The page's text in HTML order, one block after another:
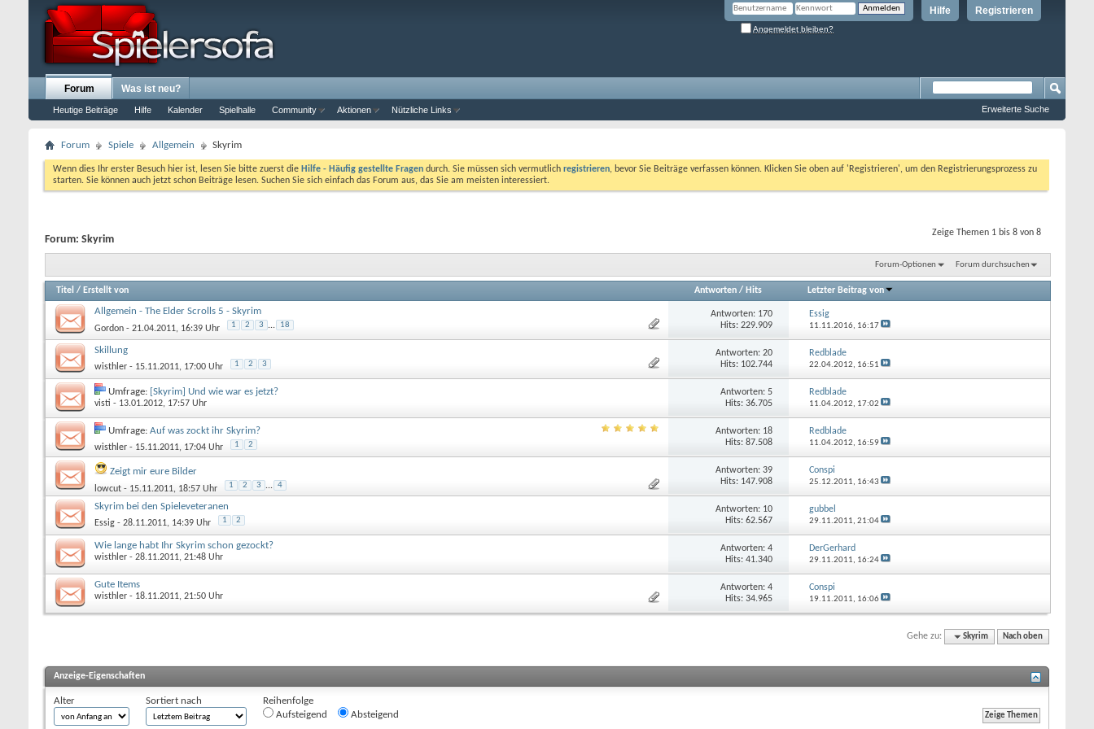
Registrieren
Hilfe
Angemeldet bleiben?
Forum
Heutige Beiträge Hilfe Kalender Spielhalle Community Aktionen Nützliche Links
Was ist neu?
Erweiterte Suche
Forum Spiele Allgemein Skyrim
Wenn dies Ihr erster Besuch hier ist, lesen Sie bitte zuerst die Hilfe - Häufig gestellte Fragen durch. Sie müssen sich vermutlich registrieren, bevor Sie Beiträge verfassen können. Klicken Sie oben auf 'Registrieren', um den Registrierungsprozess zu
starten. Sie können auch jetzt schon Beiträge lesen. Suchen Sie sich einfach das Forum aus, das Sie am meisten interessiert.
Zeige Themen 1 bis 8 von 8
Forum: Skyrim
Forum-Optionen Forum durchsuchen
Titel / Erstellt von Antworten/ Hits Letzter Beitrag von
Allgemein - The Elder Scrolls 5 - Skyrim
Gordon - 21.04.2011, 16:39 Uhr 1 2 3 ... 18
Antworten: 170
Hits: 229.909
Essig
11.11.2016, 16:17
Skillung
wisthler - 15.11.2011, 17:00 Uhr 1 2 3
Antworten: 20
Hits: 102.744
Redblade
22.04.2012, 16:51
Umfrage: [Skyrim] Und wie war es jetzt?
visti - 13.01.2012, 17:57 Uhr
Antworten: 5
Hits: 36.705
Redblade
11.04.2012, 17:02
Umfrage: Auf was zockt ihr Skyrim?
wisthler - 15.11.2011, 17:04 Uhr 1 2
Antworten: 18
Hits: 87.508
Redblade
11.04.2012, 16:59
Zeigt mir eure Bilder
lowcut - 15.11.2011, 18:57 Uhr 1 2 3 ... 4
Antworten: 39
Hits: 147.908
Conspi
25.12.2011, 16:43
Skyrim bei den Spieleveteranen
Essig - 28.11.2011, 14:39 Uhr 1 2
Antworten: 10
Hits: 62.567
gubbel
29.11.2011, 21:04
Wie lange habt Ihr Skyrim schon gezockt?
wisthler - 28.11.2011, 21:48 Uhr
Antworten: 4
Hits: 41.340
DerGerhard
29.11.2011, 16:24
Gute Items
wisthler - 18.11.2011, 21:50 Uhr
Antworten: 4
Hits: 34.965
Conspi
19.11.2011, 16:06
Gehe zu: Skyrim Nach oben
Anzeige-Eigenschaften
Alter Sortiert nach
Reihenfolge
Aufsteigend
Absteigend